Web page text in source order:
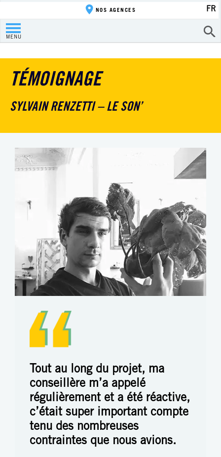
MENU
NOS AGENCES FR
TÉMOIGNAGE
SYLVAIN RENZETTI – LE SON’
Tout au long du projet, ma
conseillère m’a appelé
régulièrement et a été réactive,
c’était super important compte
tenu des nombreuses
contraintes que nous avions.